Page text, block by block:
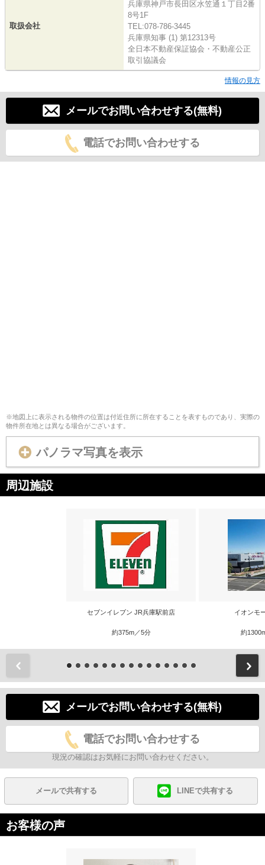
取扱会社
兵庫県神戸市長田区水笠通１丁目2番
8号1F
TEL:078-786-3445
兵庫県知事 (1) 第12313号
全日本不動産保証協会・不動産公正
取引協議会
情報の見方
メールでお問い合わせする(無料)
電話でお問い合わせする
※地図上に表示される物件の位置は付近住所に所在することを表すものであり、実際の
物件所在地とは異なる場合がございます。
パノラマ写真を表示
周辺施設
セブンイレブン JR兵庫駅前店
約375m／5分
イオンモ
約
メールでお問い合わせする(無料)
電話でお問い合わせする
現況の確認はお気軽にお問い合わせください。
メールで共有する LINEで共有する
お客様の声